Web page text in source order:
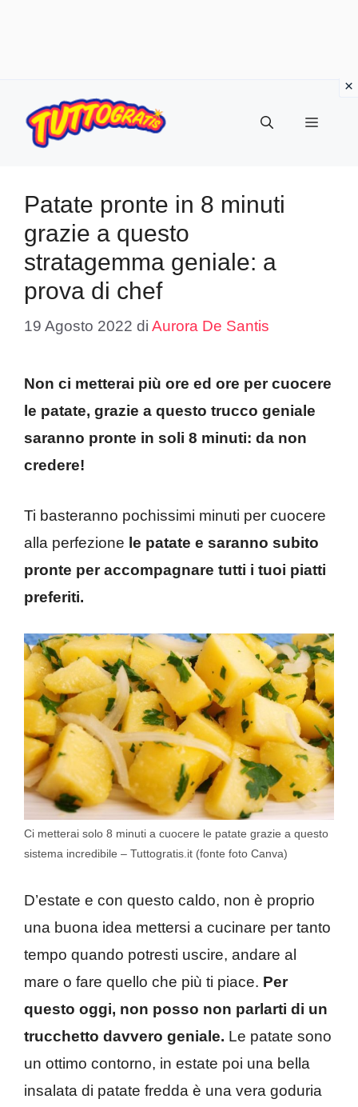
contenuto
Menu
Patate pronte in 8 minuti
grazie a questo
stratagemma geniale: a
prova di chef
19 Agosto 2022 di Aurora De Santis
Non ci metterai più ore ed ore per cuocere
le patate, grazie a questo trucco geniale
saranno pronte in soli 8 minuti: da non
credere!
Ti basteranno pochissimi minuti per cuocere
alla perfezione le patate e saranno subito
pronte per accompagnare tutti i tuoi piatti
preferiti.
Ci metterai solo 8 minuti a cuocere le patate grazie a questo
sistema incredibile – Tuttogratis.it (fonte foto Canva)
D’estate e con questo caldo, non è proprio
una buona idea mettersi a cucinare per tanto
tempo quando potresti uscire, andare al
mare o fare quello che più ti piace. Per
questo oggi, non posso non parlarti di un
trucchetto davvero geniale. Le patate sono
un ottimo contorno, in estate poi una bella
insalata di patate fredda è una vera goduria